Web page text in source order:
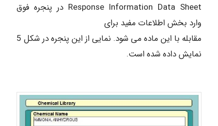
Response Information Data Sheet در پنجره فوق
وارد بخش اطلاعات مفید برای
مقابله با این ماده می شود. نمایی از این پنجره در شکل 5
نمایش داده شده است.